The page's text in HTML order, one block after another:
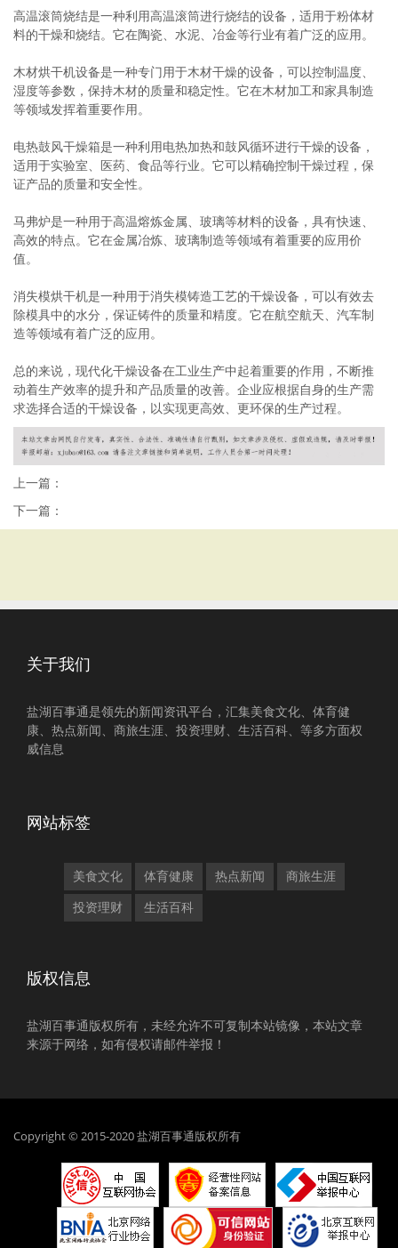
高温滚筒烧结是一种利用高温滚筒进行烧结的设备，适用于粉体材
料的干燥和烧结。它在陶瓷、水泥、冶金等行业有着广泛的应用。
木材烘干机设备是一种专门用于木材干燥的设备，可以控制温度、
湿度等参数，保持木材的质量和稳定性。它在木材加工和家具制造
等领域发挥着重要作用。
电热鼓风干燥箱是一种利用电热加热和鼓风循环进行干燥的设备，
适用于实验室、医药、食品等行业。它可以精确控制干燥过程，保
证产品的质量和安全性。
马弗炉是一种用于高温熔炼金属、玻璃等材料的设备，具有快速、
高效的特点。它在金属冶炼、玻璃制造等领域有着重要的应用价
值。
消失模烘干机是一种用于消失模铸造工艺的干燥设备，可以有效去
除模具中的水分，保证铸件的质量和精度。它在航空航天、汽车制
造等领域有着广泛的应用。
总的来说，现代化干燥设备在工业生产中起着重要的作用，不断推
动着生产效率的提升和产品质量的改善。企业应根据自身的生产需
求选择合适的干燥设备，以实现更高效、更环保的生产过程。
上一篇：
下一篇：
关于我们
盐湖百事通是领先的新闻资讯平台，汇集美食文化、体育健
康、热点新闻、商旅生涯、投资理财、生活百科、等多方面权
威信息
网站标签
美食文化 体育健康 热点新闻 商旅生涯
投资理财 生活百科
版权信息
盐湖百事通版权所有，未经允许不可复制本站镜像，本站文章
来源于网络，如有侵权请邮件举报！
Copyright © 2015-2020 盐湖百事通版权所有